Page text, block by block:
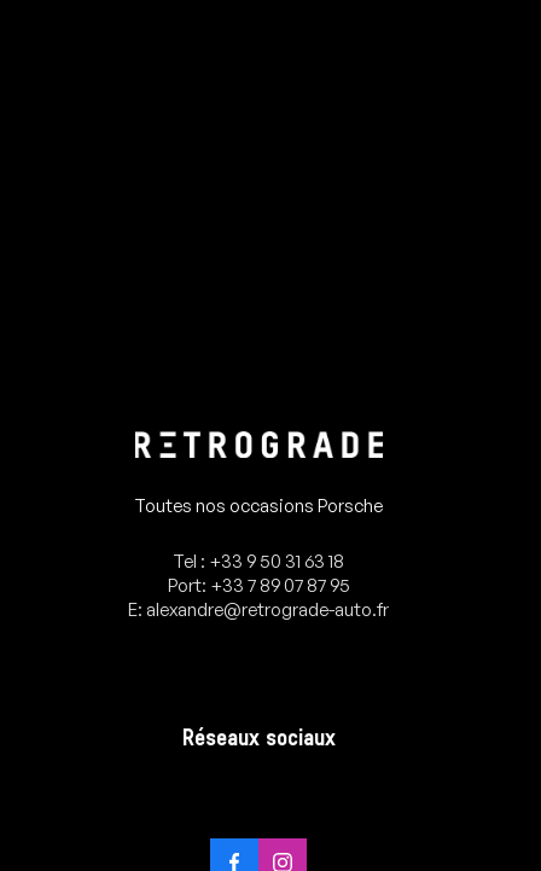
Toutes nos occasions Porsche
Tel : +33 9 50 31 63 18
Port: +33 7 89 07 87 95
E: alexandre@retrograde-auto.fr
Réseaux sociaux